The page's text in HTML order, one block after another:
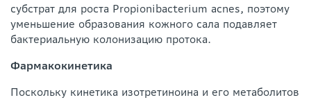
субстрат для роста Propionibacterium acnes, поэтому
уменьшение образования кожного сала подавляет
бактериальную колонизацию протока.
Фармакокинетика
Поскольку кинетика изотретиноина и его метаболитов